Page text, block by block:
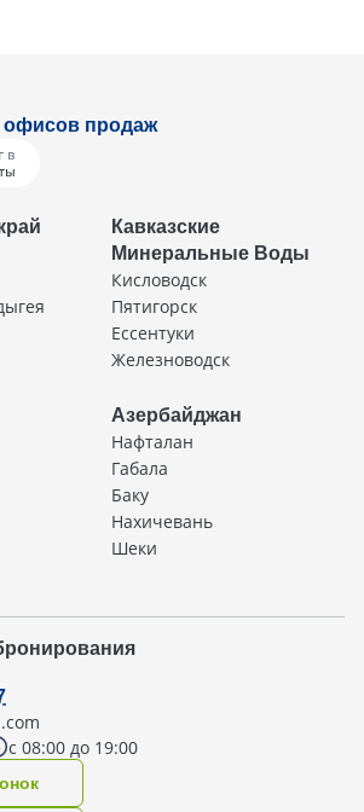
офисов продаж
Кавказские
Минеральные Воды
Кисловодск
Пятигорск
Ессентуки
Железноводск
Азербайджан
Нафталан
Габала
Баку
Нахичевань
Шеки
с 08:00 до 19:00